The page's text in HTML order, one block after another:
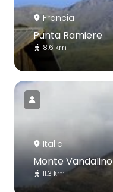
Francia
Punta Ramiere
8.6 km
Italia
Monte Vandalino
11.3 km